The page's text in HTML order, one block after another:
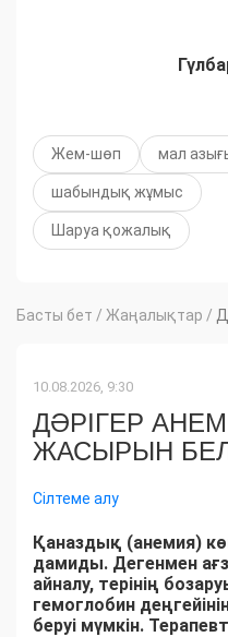
Жем-шөп мал
шабындық жұмыс
Шаруа қожалық
Басты бет / Жаңалықтар /
10.08.2026, 9:30
ДӘРІГЕР
ЖАСЫРЫН
Сілтеме алу
Қаназдық (анемия)
дамиды. Дегенмен
айналу, терінің
гемоглобин
беруі мүмкін.